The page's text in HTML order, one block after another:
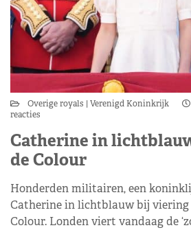
Overige royals Verenigd Koninkrijk
reacties
Catherine in
de Colour
Honderden militairen, een
Catherine in lichtblauw bij
Colour. Londen viert vandaag de